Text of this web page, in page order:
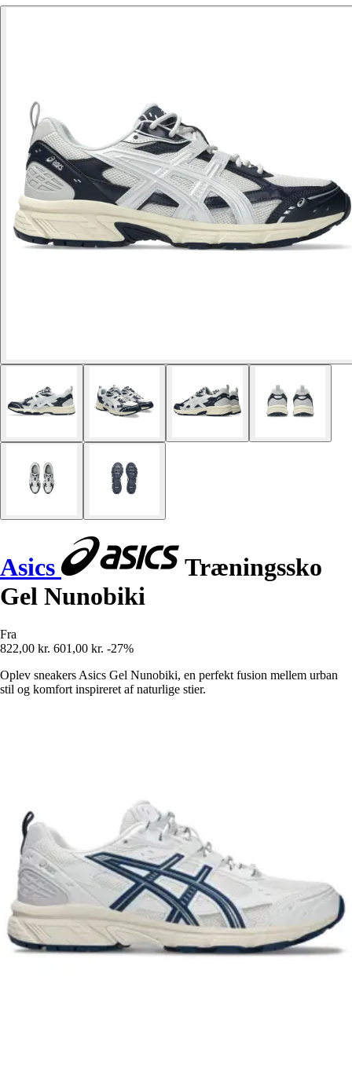
Asics
Træningssko
Gel Nunobiki
Fra
822,00 kr. 601,00 kr. -27%
Oplev sneakers Asics Gel Nunobiki, en perfekt fusion mellem urban
stil og komfort inspireret af naturlige stier.